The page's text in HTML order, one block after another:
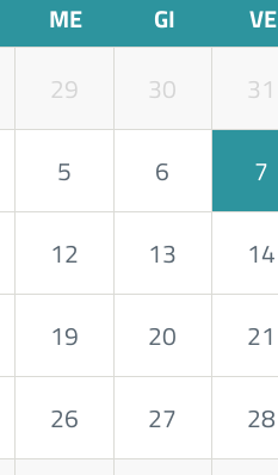
ME GI VE
29 30 31
5 6 7
12 13 14
19 20 21
26 27 28